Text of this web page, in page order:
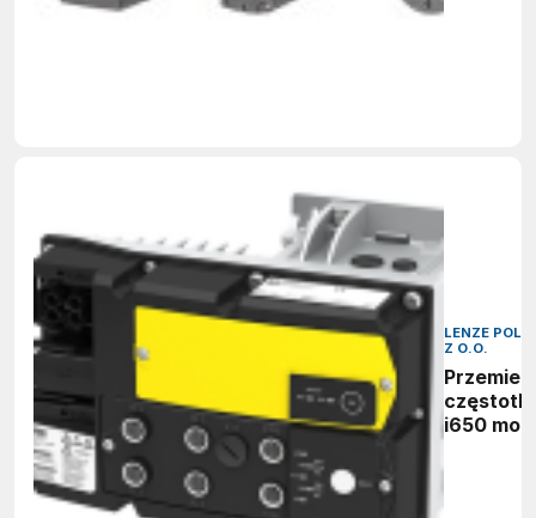
LENZE
Z O.O.
i650